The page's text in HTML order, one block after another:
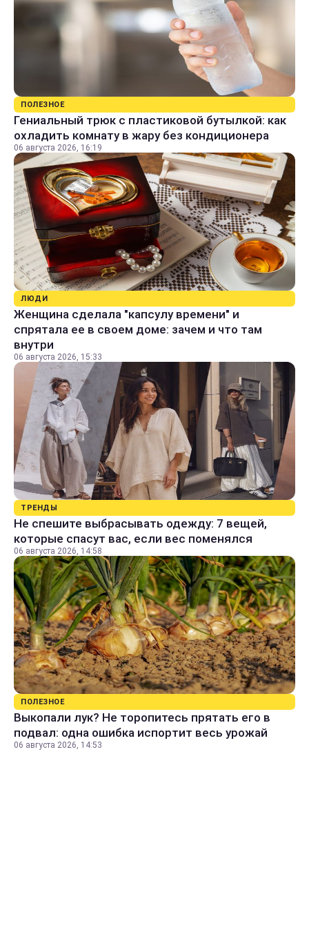
ПОЛЕЗНОЕ
Гениальный трюк с пластиковой бутылкой: как
охладить комнату в жару без кондиционера
06 августа 2026, 16:19
ЛЮДИ
Женщина сделала "капсулу времени" и
спрятала ее в своем доме: зачем и что там
внутри
06 августа 2026, 15:33
ТРЕНДЫ
Не спешите выбрасывать одежду: 7 вещей,
которые спасут вас, если вес поменялся
06 августа 2026, 14:58
ПОЛЕЗНОЕ
Выкопали лук? Не торопитесь прятать его в
подвал: одна ошибка испортит весь урожай
06 августа 2026, 14:53